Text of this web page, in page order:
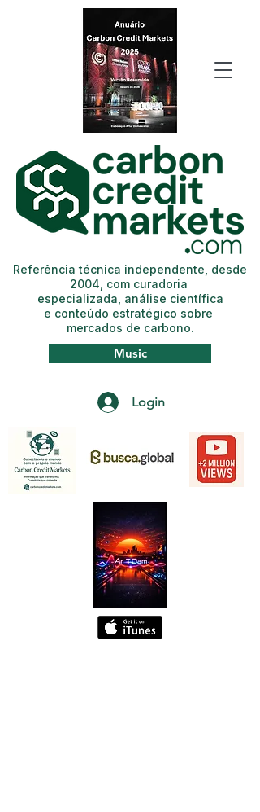
Login
Music
Referência técnica independente, desde
2004, com curadoria
especializada, análise científica
e conteúdo estratégico sobre
mercados de carbono.